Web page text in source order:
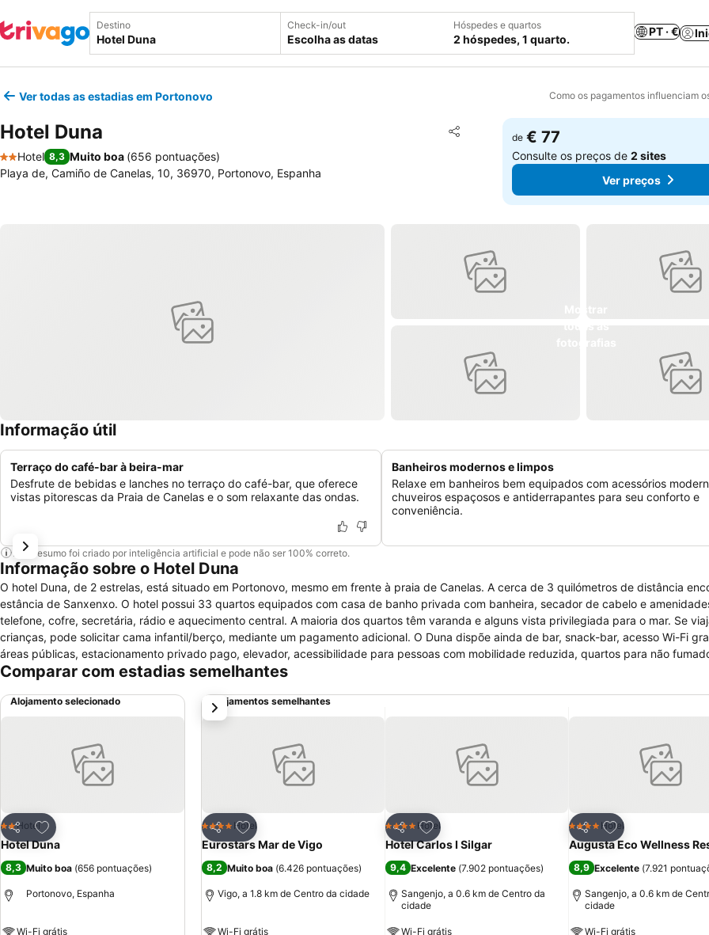
Destino Check-in/out
Escolha as datas
Hóspedes e quartos
2 hóspedes, 1 quarto.
PT · €
Ver todas as estadias em Portonovo Como os pagamentos influenciam
Hotel Duna Partilhar
Adicionar aos favoritos
2 Estrelas
Hotel 8,3 Muito boa (656 pontuações)
Playa de, Camiño de Canelas, 10, 36970, Portonovo, Espanha
de € 77
Consulte os preços de2 sites
Ver preços
Informação útil
Terraço do café-bar à beira-mar
Desfrute de bebidas e lanches no terraço do café-bar, que oferece
vistas pitorescas da Praia de Canelas e o som relaxante das ondas.
Banheiros modernos e limpos
Relaxe em banheiros bem equipados com acessórios
chuveiros espaçosos e antiderrapantes para seu conforto e
conveniência.
Este resumo foi criado por inteligência artificial e pode não ser 100% correto.
Informação sobre o Hotel Duna
O hotel Duna, de 2 estrelas, está situado em Portonovo, mesmo em frente à praia de Canelas. A cerca de 3 quilómetros de distância
estância de Sanxenxo. O hotel possui 33 quartos equipados com casa de banho privada com banheira, secador de cabelo e
telefone, cofre, secretária, rádio e aquecimento central. A maioria dos quartos têm varanda e alguns vista privilegiada para o mar. Se
crianças, pode solicitar cama infantil/berço, mediante um pagamento adicional. O Duna dispõe ainda de bar, snack-bar, acesso Wi-Fi
áreas públicas, estacionamento privado pago, elevador, acessibilidade para pessoas com mobilidade reduzida, quartos para não
na recepção, balcão de informações turísticas, jardim, terraço e recepção aberta 24 horas. Todas as manhãs é servido um buffet de
Comparar com estadias semelhantes
Alojamento selecionado
Partilhar
Adicionar aos favoritos
2 Estrelas
Hotel
Hotel Duna
8,3 Muito boa (656 pontuações)
Portonovo, Espanha
Wi-Fi grátis
Alojamentos semelhantes
Partilhar
Adicionar aos favoritos
4 EstrelasHotel
Eurostars Mar de Vigo
8,2 Muito boa (6.426 pontuações)
Vigo, a 1.8 km de Centro da cidade
Wi-Fi grátis
Partilhar
Adicionar aos favoritos
4 EstrelasHotel
Hotel Carlos I Silgar
9,4 Excelente (7.902 pontuações)
Sangenjo, a 0.6 km de Centro da
cidade
Wi-Fi grátis
Partilhar
Adicionar aos
4 EstrelasHotel
Augusta Eco Wellness
8,9 Excelente (7.921
Sangenjo, a 0.6 km de
cidade
Wi-Fi grátis
próximo